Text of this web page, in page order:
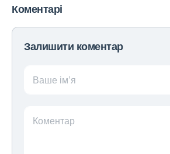
Коментарі
Залишити коментар
Ваше ім’я
Коментар